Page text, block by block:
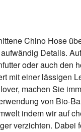
Chino Hose
Details.
oder auch den
mit einer lässigen
machen Sie
von Bio-
indem wir auf
verzichten. Dabei